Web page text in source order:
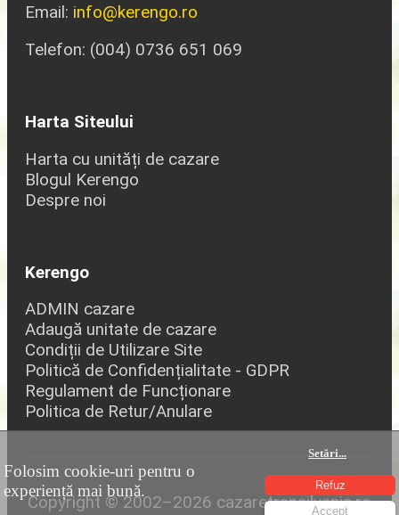
Email: info@kerengo.ro
Telefon: (004) 0736 651 069
Harta Siteului
Harta cu unități de cazare
Blogul Kerengo
Despre noi
Kerengo
ADMIN cazare
Adaugă unitate de cazare
Condiții de Utilizare Site
Politică de Confidențialitate - GDPR
Regulament de Funcționare
Politica de Retur/Anulare
Copyright © 2002–2026 cazaretransilvania.ro
Folosim cookie-uri pentru o
experiență mai bună.
Setări...
Refuz
Accept